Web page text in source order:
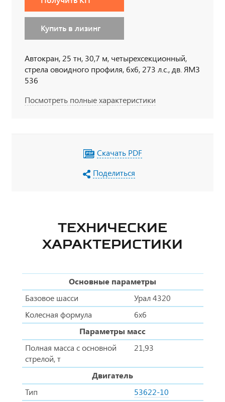
Купить в лизинг
Автокран, 25 тн, 30,7 м, четырехсекционный,
стрела овоидного профиля, 6х6, 273 л.с., дв. ЯМЗ
536
Посмотреть полные характеристики
Скачать PDF
Поделиться
ТЕХНИЧЕСКИЕ
ХАРАКТЕРИСТИКИ
Основные параметры
Базовое шасси
Урал 4320
Колесная формула
6х6
Параметры масс
Полная масса с основной
стрелой, т
21,93
Двигатель
Тип
53622-10